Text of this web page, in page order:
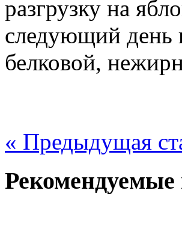
разгрузку на
следующий день
белковой,
« Предыдущая
Рекомендуемые